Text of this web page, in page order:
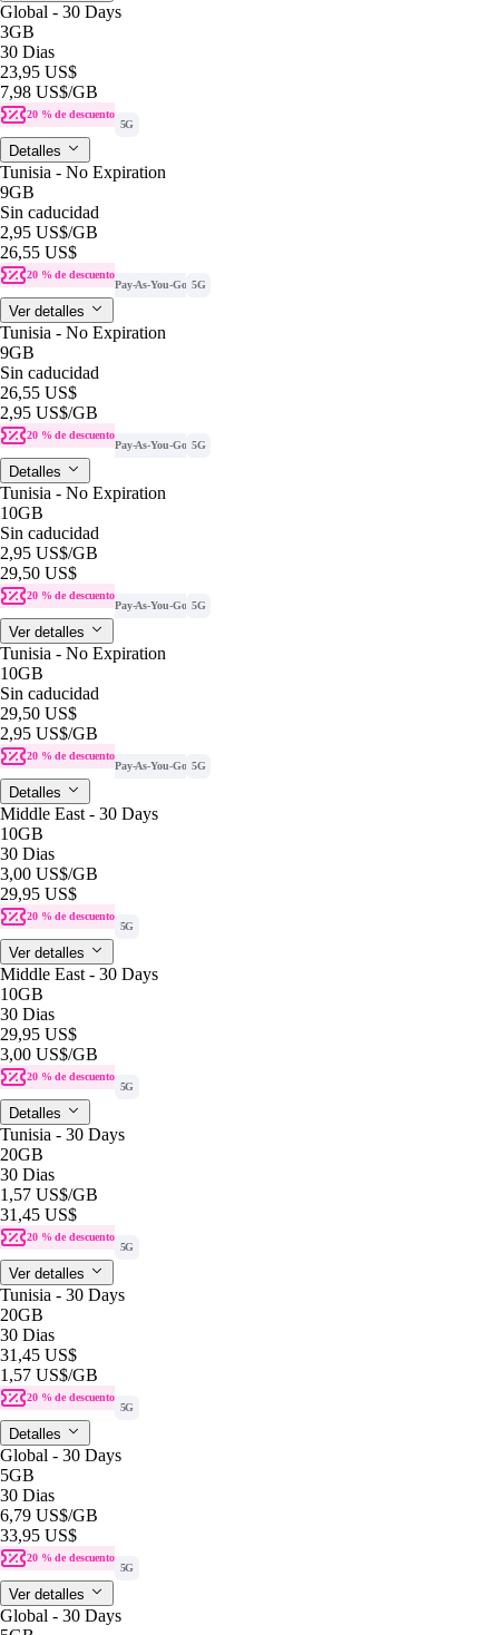
Global - 30 Days
3GB
30 Dias
23,95 US$
7,98 US$/GB
20 % de descuento
5G
Detalles
Tunisia - No Expiration
9GB
Sin caducidad
2,95 US$/GB
26,55 US$
20 % de descuento
Pay-As-You-Go 5G
Ver detalles
Tunisia - No Expiration
9GB
Sin caducidad
26,55 US$
2,95 US$/GB
20 % de descuento
Pay-As-You-Go 5G
Detalles
Tunisia - No Expiration
10GB
Sin caducidad
2,95 US$/GB
29,50 US$
20 % de descuento
Pay-As-You-Go 5G
Ver detalles
Tunisia - No Expiration
10GB
Sin caducidad
29,50 US$
2,95 US$/GB
20 % de descuento
Pay-As-You-Go 5G
Detalles
Middle East - 30 Days
10GB
30 Dias
3,00 US$/GB
29,95 US$
20 % de descuento
5G
Ver detalles
Middle East - 30 Days
10GB
30 Dias
29,95 US$
3,00 US$/GB
20 % de descuento
5G
Detalles
Tunisia - 30 Days
20GB
30 Dias
1,57 US$/GB
31,45 US$
20 % de descuento
5G
Ver detalles
Tunisia - 30 Days
20GB
30 Dias
31,45 US$
1,57 US$/GB
20 % de descuento
5G
Detalles
Global - 30 Days
5GB
30 Dias
6,79 US$/GB
33,95 US$
20 % de descuento
5G
Ver detalles
Global - 30 Days